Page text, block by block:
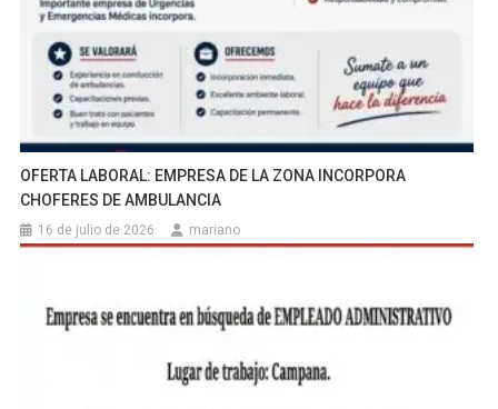
OFERTA LABORAL: EMPRESA DE LA ZONA INCORPORA
CHOFERES DE AMBULANCIA
16 de julio de 2026 mariano